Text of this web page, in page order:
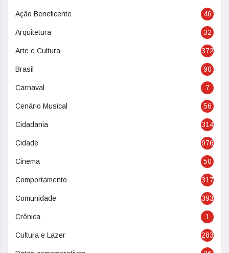
Ação Beneficente 46
Arquitetura 32
Arte e Cultura 372
Brasil 90
Carnaval 7
Cenário Musical 56
Cidadania 314
Cidade 976
Cinema 50
Comportamento 317
Comunidade 393
Crônica 1
Cultura e Lazer 283